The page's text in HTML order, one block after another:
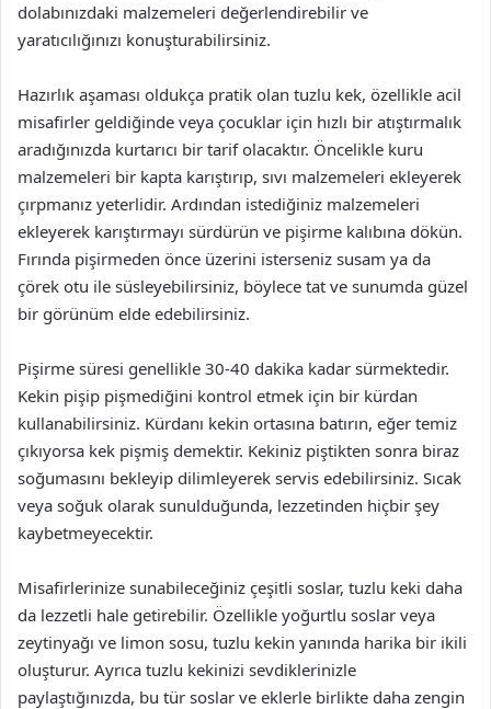
dolabınızdaki malzemeleri değerlendirebilir ve
yaratıcılığınızı konuşturabilirsiniz.
Hazırlık aşaması oldukça pratik olan tuzlu kek, özellikle acil
misafirler geldiğinde veya çocuklar için hızlı bir atıştırmalık
aradığınızda kurtarıcı bir tarif olacaktır. Öncelikle kuru
malzemeleri bir kapta karıştırıp, sıvı malzemeleri ekleyerek
çırpmanız yeterlidir. Ardından istediğiniz malzemeleri
ekleyerek karıştırmayı sürdürün ve pişirme kalıbına dökün.
Fırında pişirmeden önce üzerini isterseniz susam ya da
çörek otu ile süsleyebilirsiniz, böylece tat ve sunumda güzel
bir görünüm elde edebilirsiniz.
Pişirme süresi genellikle 30-40 dakika kadar sürmektedir.
Kekin pişip pişmediğini kontrol etmek için bir kürdan
kullanabilirsiniz. Kürdanı kekin ortasına batırın, eğer temiz
çıkıyorsa kek pişmiş demektir. Kekiniz piştikten sonra biraz
soğumasını bekleyip dilimleyerek servis edebilirsiniz. Sıcak
veya soğuk olarak sunulduğunda, lezzetinden hiçbir şey
kaybetmeyecektir.
Misafirlerinize sunabileceğiniz çeşitli soslar, tuzlu keki daha
da lezzetli hale getirebilir. Özellikle yoğurtlu soslar veya
zeytinyağı ve limon sosu, tuzlu kekin yanında harika bir ikili
oluşturur. Ayrıca tuzlu kekinizi sevdiklerinizle
paylaştığınızda, bu tür soslar ve eklerle birlikte daha zengin